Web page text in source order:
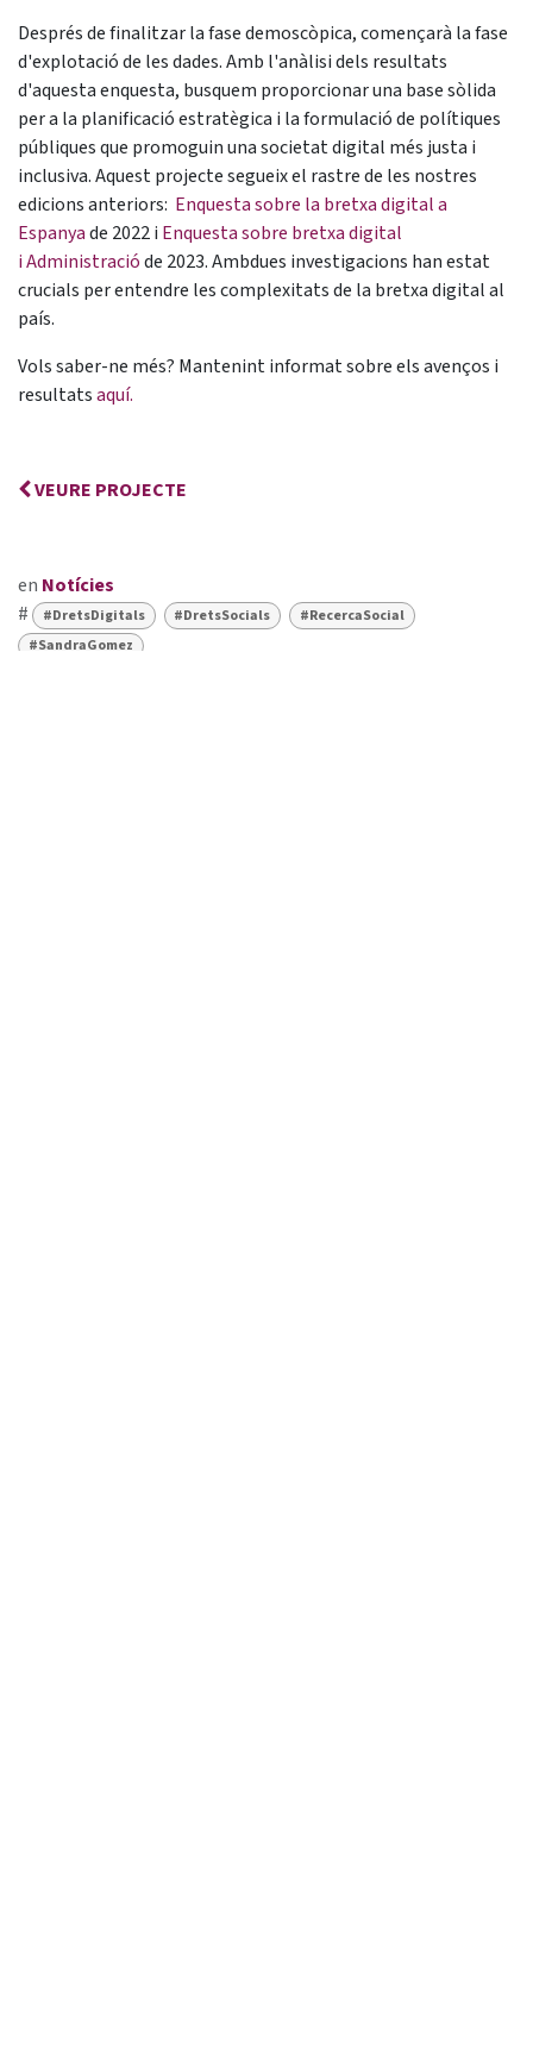
Després de finalitzar la fase demoscòpica, començarà la fase
d'explotació de les dades. Amb l'anàlisi dels resultats
d'aquesta enquesta, busquem proporcionar una base sòlida
per a la planificació estratègica i la formulació de polítiques
públiques que promoguin una societat digital més justa i
inclusiva. Aquest projecte segueix el rastre de les nostres
edicions anteriors: Enquesta sobre la bretxa digital a
Espanyade 2022 i Enquesta sobre bretxa digital
i Administracióde 2023. Ambdues investigacions han estat
crucials per entendre les complexitats de la bretxa digital al
país.
Vols saber-ne més? Mantenint informat sobre els avenços i
resultatsaquí.
VEURE PROJECTE
en Notícies
#
#DretsDigitals #DretsSocials
#RecercaSocial
#SandraGomez